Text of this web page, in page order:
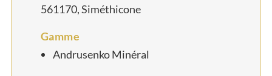
561170, Siméthicone
Gamme
Andrusenko Minéral